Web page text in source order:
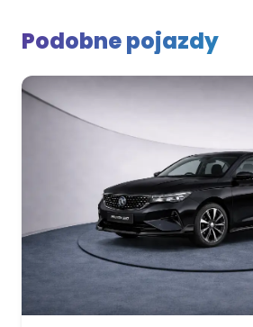
Podobne pojazdy